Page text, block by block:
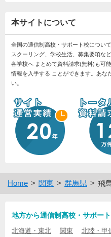
本サイトについて
全国の通信制高校・サポート校につい
スクーリング、学校生活、募集要項な
各学校へ まとめて資料請求(無料)も可
情報を入手する ことができます。あな
い。
Home 関東 群馬県 飛
地方から通信制高校・サポー
北海道・東北 関東 北陸・甲